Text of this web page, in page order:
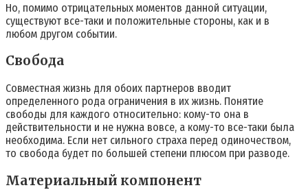
Но, помимо отрицательных моментов данной ситуации,
существуют все-таки и положительные стороны, как и в
любом другом событии.
Свобода
Совместная жизнь для обоих партнеров вводит
определенного рода ограничения в их жизнь. Понятие
свободы для каждого относительно: кому-то она в
действительности и не нужна вовсе, а кому-то все-таки была
необходима. Если нет сильного страха перед одиночеством,
то свобода будет по большей степени плюсом при разводе.
Материальный компонент